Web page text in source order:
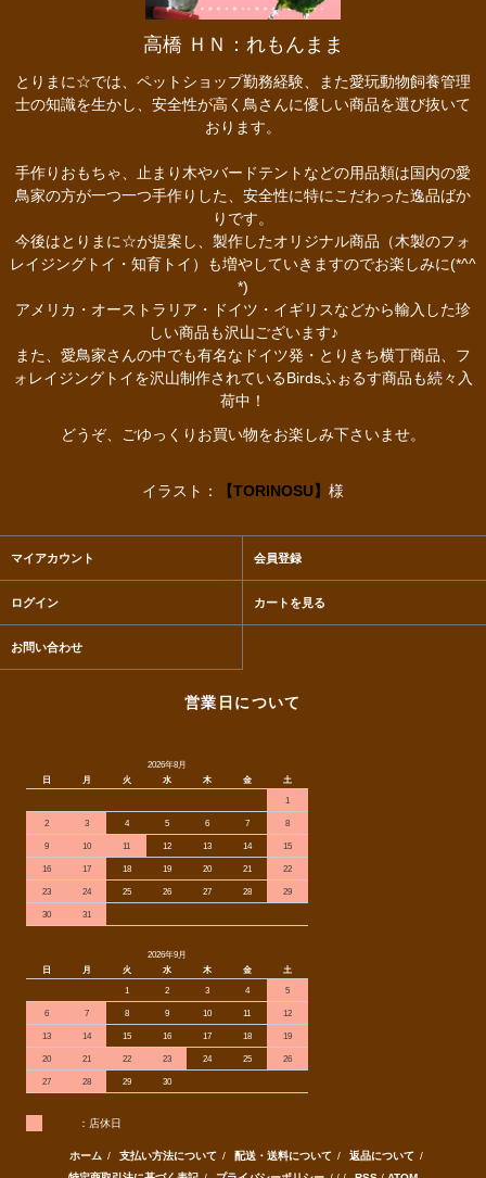
高橋 ＨＮ：れもんまま
とりまに☆では、ペットショップ勤務経験、また愛玩動物飼養管理
士の知識を生かし、安全性が高く鳥さんに優しい商品を選び抜いて
おります。
手作りおもちゃ、止まり木やバードテントなどの用品類は国内の愛
鳥家の方が一つ一つ手作りした、安全性に特にこだわった逸品ばか
りです。
今後はとりまに☆が提案し、製作したオリジナル商品（木製のフォ
レイジングトイ・知育トイ）も増やしていきますのでお楽しみに(*^^
*)
アメリカ・オーストラリア・ドイツ・イギリスなどから輸入した珍
しい商品も沢山ございます♪
また、愛鳥家さんの中でも有名なドイツ発・とりきち横丁商品、フ
ォレイジングトイを沢山制作されているBirdsふぉるす商品も続々入
荷中！
どうぞ、ごゆっくりお買い物をお楽しみ下さいませ。
イラスト： 【TORINOSU】 様
マイアカウント 会員登録
ログイン カートを見る
お問い合わせ
営業日について
2026年8月
日
月 火 水 木 金
土
1
2 3 4 5 6 7 8
9 10 11 12 13 14 15
16 17 18 19 20 21 22
23 24 25 26 27 28 29
30 31
2026年9月
日
月 火 水 木 金
土
1
2 3 4 5
6 7 8 9 10 11 12
13 14 15 16 17 18 19
20 21 22 23 24 25 26
27 28 29 30
：店休日
ホーム / 支払い方法について / 配送・送料について / 返品について /